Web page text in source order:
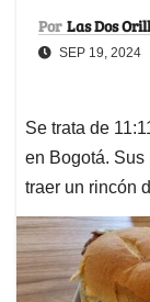
Por Las Dos
SEP 19, 2024
Se trata de
en Bogotá.
traer un rincón